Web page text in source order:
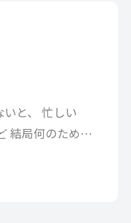
と、 忙しい
結局何のために
そう